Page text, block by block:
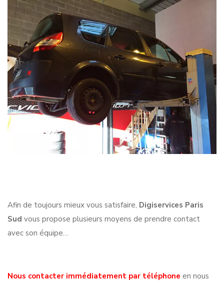
Afin de toujours mieux vous satisfaire, Digiservices Paris
Sud vous propose plusieurs moyens de prendre contact
avec son équipe…
Nous contacter immédiatement par téléphone en nous